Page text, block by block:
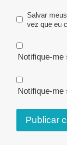
Salvar
vez que eu
Notifique-
Notifique-me